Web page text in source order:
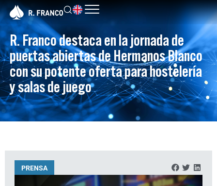
R. Franco destaca en la jornada de
puertas abiertas de Hermanos Blanco
con su potente oferta para hostelería
y salas de juego
PRENSA